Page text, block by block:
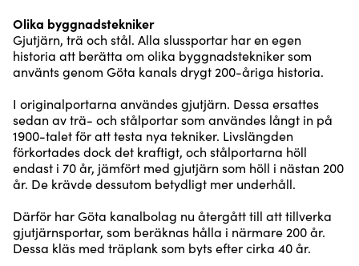
Olika byggnadstekniker
Gjutjärn, trä och stål. Alla slussportar har en egen
historia att berätta om olika byggnadstekniker som
använts genom Göta kanals drygt 200-åriga historia.
I originalportarna användes gjutjärn. Dessa ersattes
sedan av trä- och stålportar som användes långt in på
1900-talet för att testa nya tekniker. Livslängden
förkortades dock det kraftigt, och stålportarna höll
endast i 70 år, jämfört med gjutjärn som höll i nästan 200
år. De krävde dessutom betydligt mer underhåll.
Därför har Göta kanalbolag nu återgått till att tillverka
gjutjärnsportar, som beräknas hålla i närmare 200 år.
Dessa kläs med träplank som byts efter cirka 40 år.